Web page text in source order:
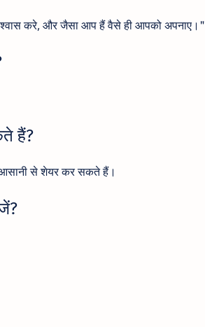
करे, और जैसा आप हैं वैसे ही आपको अपनाए।"
हैं?
से शेयर कर सकते हैं।